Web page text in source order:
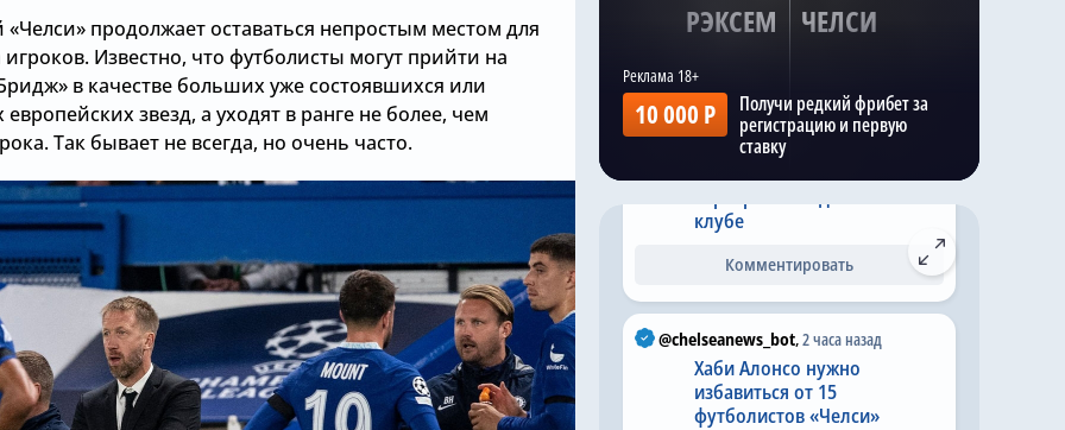
продолжает оставаться непростым местом для
игроков. Известно, что футболисты могут прийти на
в качестве больших уже состоявшихся или
звезд, а уходят в ранге не более, чем
Так бывает не всегда, но очень часто.
РЭКСЕМ ЧЕЛСИ
10 000 Р
Получи редкий фрибет за
регистрацию и первую
ставку
@chelseanews_bot,4 часа назад
Новичок «Челси» радуется
клубе
Комментировать
@chelseanews_bot,2 часа назад
Хаби Алонсо нужно
избавиться от 15
футболистов «Челси»